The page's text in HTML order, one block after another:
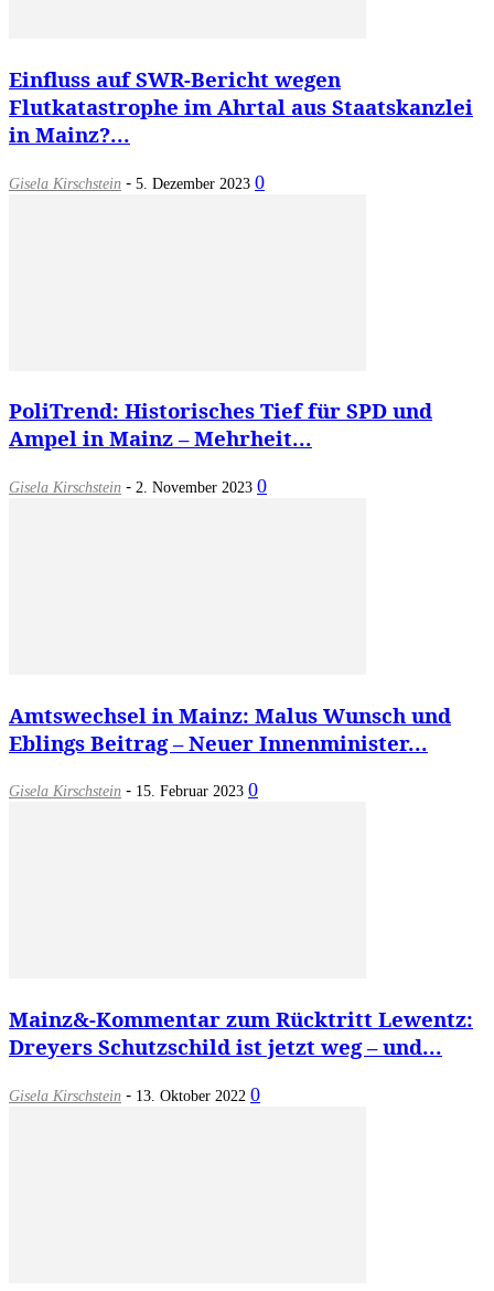
Einfluss auf SWR-Bericht wegen
Flutkatastrophe im Ahrtal aus Staatskanzlei
in Mainz?...
Gisela Kirschstein - 5. Dezember 2023 0
PoliTrend: Historisches Tief für SPD und
Ampel in Mainz – Mehrheit...
Gisela Kirschstein - 2. November 2023 0
Amtswechsel in Mainz: Malus Wunsch und
Eblings Beitrag – Neuer Innenminister...
Gisela Kirschstein - 15. Februar 2023 0
Mainz&-Kommentar zum Rücktritt Lewentz:
Dreyers Schutzschild ist jetzt weg – und...
Gisela Kirschstein - 13. Oktober 2022 0